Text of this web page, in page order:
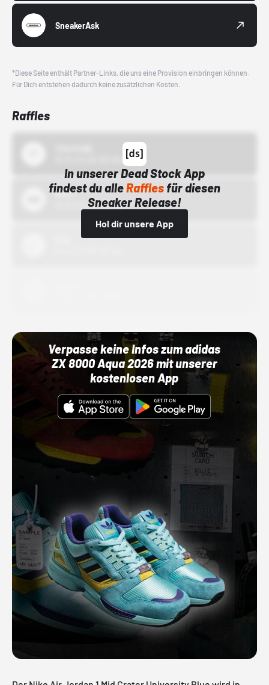
SneakerAsk
*Diese Seite enthält Partner-Links, die uns eine Provision einbringen können.
Für Dich entstehen dadurch keine zusätzlichen Kosten.
Raffles
In unserer Dead Stock App
findest du alleRafflesfür diesen
Sneaker Release!
Hol dir unsere App
Bstn
01.10.22 00:00 Uhr
Verpasse keine Infos zum adidas
ZX 8000 Aqua 2026 mit unserer
kostenlosen App